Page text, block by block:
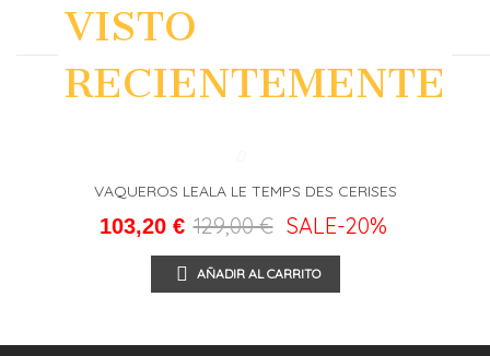
VISTO
RECIENTEMENTE
VAQUEROS LEALA LE TEMPS DES CERISES
103,20 € 129,00 € SALE-20%
AÑADIR AL CARRITO